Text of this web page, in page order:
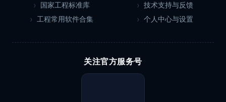
国家工程标准库
工程常用软件合集
技术支持与反馈
个人中心与设置
关注官方服务号